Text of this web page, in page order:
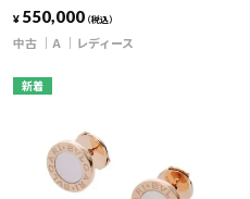
¥ 550,000（税込）
中古 A レディース
新着